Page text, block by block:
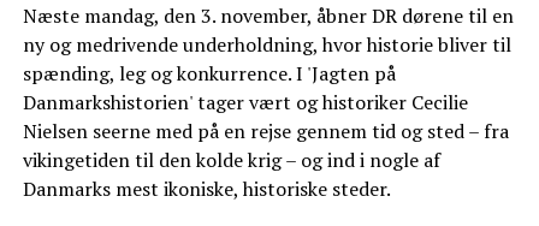
Næste mandag, den 3. november, åbner DR dørene til en
ny og medrivende underholdning, hvor historie bliver til
spænding, leg og konkurrence. I 'Jagten på
Danmarkshistorien' tager vært og historiker Cecilie
Nielsen seerne med på en rejse gennem tid og sted – fra
vikingetiden til den kolde krig – og ind i nogle af
Danmarks mest ikoniske, historiske steder.